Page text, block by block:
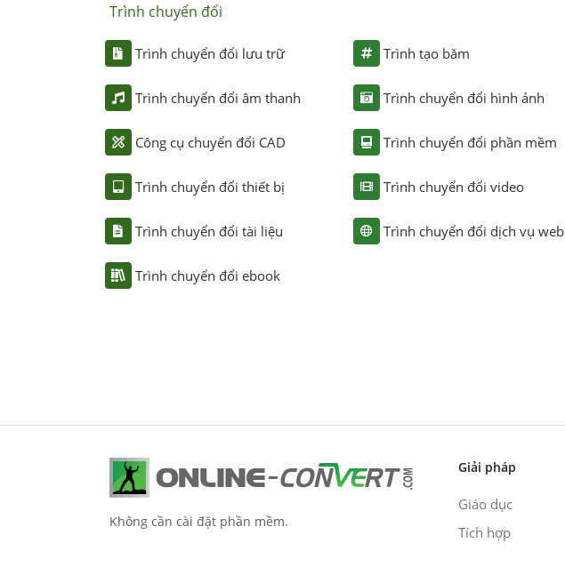
Trình chuyển đổi
Trình chuyển đổi lưu trữ
Trình chuyển đổi âm thanh
Công cụ chuyển đổi CAD
Trình chuyển đổi thiết bị
Trình chuyển đổi tài liệu
Trình chuyển đổi ebook
Trình tạo băm
Trình chuyển đổi hình ảnh
Trình chuyển đổi phần mềm
Trình chuyển đổi video
Trình chuyển đổi dịch vụ web
Không cần cài đặt phần mềm.
Giải pháp
Giáo dục
Tích hợp